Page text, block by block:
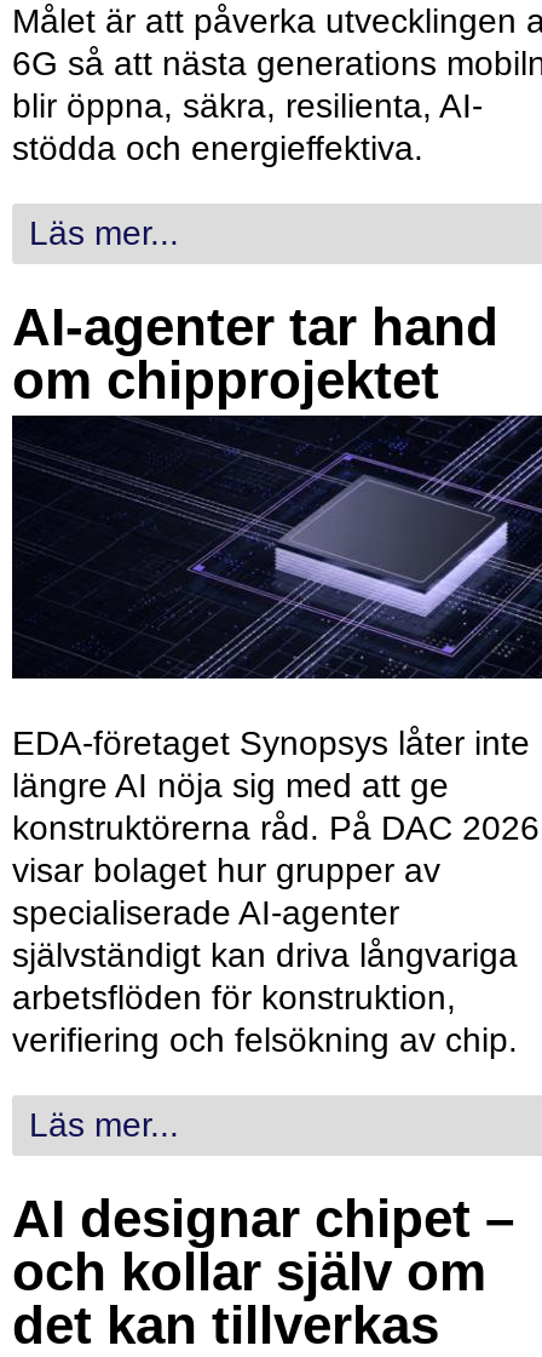
Målet är att påverka utvecklingen
6G så att nästa generations
blir öppna, säkra, resilienta, AI-
stödda och energieffektiva.
Läs mer...
AI-agenter tar hand
om chipprojektet
EDA-företaget Synopsys låter inte
längre AI nöja sig med att ge
konstruktörerna råd. På DAC 2026
visar bolaget hur grupper av
specialiserade AI-agenter
självständigt kan driva långvariga
arbetsflöden för konstruktion,
verifiering och felsökning av chip.
Läs mer...
AI designar chipet –
och kollar själv om
det kan tillverkas